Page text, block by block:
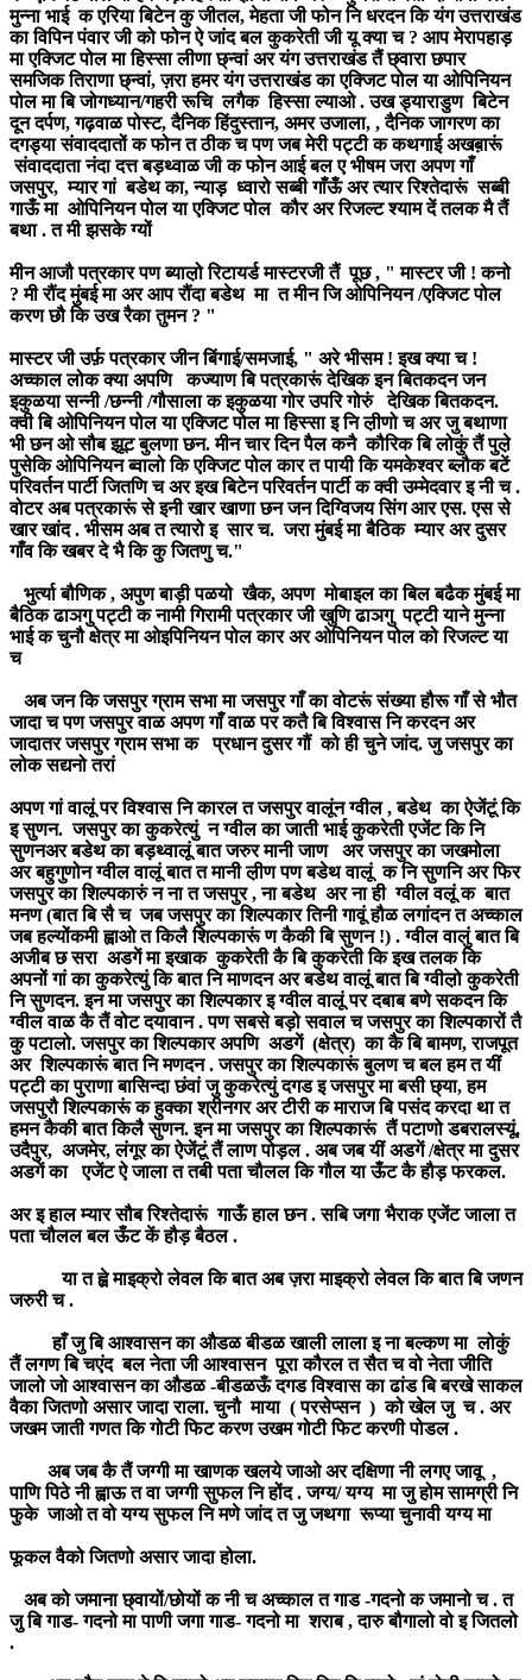
मुन्ना भाई क एरिया बिटेन कु जीतल, मेहता जी फोन नि धरदन कि यंग उत्तराखंड
का विपिन पंवार जी को फोन ऐ जांद बल कुकरेती जी यू क्या च ? आप मेरापहाड़
मा एक्जिट पोल मा हिस्सा लीणा छ्न्वां अर यंग उत्तराखंड तैं छ्वारा छपार
समजिक तिराणा छ्न्वां, ज़रा हमर यंग उत्तराखंड का एक्जिट पोल या ओपिनियन
पोल मा बि जोगध्यान/गहरी रूचि लगैक हिस्सा ल्याओ . उख ड्याराडुण बिटेन
दून दर्पण, गढ़वाळ पोस्ट, दैनिक हिंदुस्तान, अमर उजाला, , दैनिक जागरण का
दगड्या संवाददातों क फोन त ठीक च पण जब मेरी पट्टी क कथगाई अखब़ारूं
संवाददाता नंदा दत्त बड़थ्वाळ जी क फोन आई बल ए भीषम जरा अपण गाँ
जसपुर, म्यार गां बडेथ का, न्याड़ ध्वारो सब्बी गाँऊँ अर त्यार रिश्तेदारूं सब्बी
गाऊँ मा ओपिनियन पोल या एक्जिट पोल कौर अर रिजल्ट श्याम दें तलक मै तैं
बथा . त मी झसके ग्यों
मीन आजौ पत्रकार पण ब्याल़ो रिटायर्ड मास्टरजी तैं पूछ , " मास्टर जी ! कनो
? मी रौंद मुंबई मा अर आप रौंदा बडेथ मा त मीन जि ओपिनियन /एक्जिट पोल
करण छौ कि उख रैका तुमन ? "
मास्टर जी उर्फ़ पत्रकार जीन बिंगाई/समजाई, " अरे भीसम ! इख क्या च !
अच्काल लोक क्या अपणि कज्याण बि पत्रकारूं देखिक इन बितकदन जन
इकुळया सन्नी /छन्नी /गौसाला क इकुळया गोर उपरि गोरुं देखिक बितकदन.
क्वी बि ओपिनियन पोल या एक्जिट पोल मा हिस्सा इ नि ल़ीणो च अर जु बथाणा
भी छन ओ सौब झूट बुलणा छन. मीन चार दिन पैल कनै कौरिक बि लोकुं तैं पुल़े
पुसेकि ओपिनियन ब्वालो कि एक्जिट पोल कार त पायी कि यमकेश्वर ब्लौक बटें
परिवर्तन पार्टी जितणि च अर इख बिटेन परिवर्तन पार्टी क क्वी उम्मेदवार इ नी च .
वोटर अब पत्रकारूं से इनी खार खाणा छन जन दिग्विजय सिंग आर एस. एस से
खार खांद . भीसम अब त त्यारो इ सार च. जरा मुंबई मा बैठिक म्यार अर दुसर
गाँव कि खबर दे भै कि कु जितणु च."
भुर्त्या बौणिक , अपुण बाड़ी पळयो खैक, अपण मोबाइल का बिल बढैक मुंबई मा
बैठिक ढाञगु पट्टी क नामी गिरामी पत्रकार जी खुणि ढाञगु पट्टी याने मुन्ना
भाई क चुनौ क्षेत्र मा ओइपिनियन पोल कार अर ओपिनियन पोल को रिजल्ट या
च
अब जन कि जसपुर ग्राम सभा मा जसपुर गाँ का वोटरूं संख्या हौरू गाँ से भौत
जादा च पण जसपुर वाळ अपण गाँ वाळ पर कतै बि विश्वास नि करदन अर
जादातर जसपुर ग्राम सभा क प्रधान दुसर गौं को ही चुने जांद. जु जसपुर का
लोक सद्यनो तरां
अपण गां वालूं पर विश्वास नि कारल त जसपुर वालूंन ग्वील , बडेथ का ऐजेंटूं कि
इ सुणन. जसपुर का कुकरेत्युं न ग्वील का जाती भाई कुकरेती एजेंट कि नि
सुणनअर बडेथ का बड़थ्वालूं बात जरुर मानी जाण अर जसपुर का जखमोला
अर बहुगुणोन ग्वील वालूं बात त मानी ल़ीण पण बडेथ वालूं क नि सुणनि अर फिर
जसपुर का शिल्पकारुं न ना त जसपुर , ना बडेथ अर ना ही ग्वील वलूं क बात
मनण (बात बि सै च जब जसपुर का शिल्पकार तिनी गावूं हौळ लगांदन त अच्काल
जब हल्योंकमी ह्वाओ त किलै शिल्पकारूं ण कैकी बि सुणन !) . ग्वील वालुं बात बि
अजीब छ सरा अडगें मा इखाक कुकरेती कै बि कुकरेती कि इख तलक कि
अपनों गां का कुकरेत्युं कि बात नि माणदन अर बडेथ वालूं बात बि ग्वील़ो कुकरेती
नि सुणदन. इन मा जसपुर का शिल्पकार इ ग्वील वालूं पर दबाब बणे सकदन कि
ग्वील वाळ कै तैं वोट दयावान . पण सबसे बड़ो सवाल च जसपुर का शिल्पकारों तै
कु पटालो. जसपुर का शिल्पकार अपणि अडगें (क्षेत्र) का कै बि बामण, राजपूत
अर शिल्पकारूं बात नि मणदन . जसपुर का शिल्पकारूं बुलण च बल हम त यीं
पट्टी का पुराणा बासिन्दा छंवां जु कुकरेत्युं दगड इ जसपुर मा बसी छ्या, हम
जसपुरौ शिल्पकारूं क हुक्का श्रीनगर अर टीरी क माराज बि पसंद करदा था त
हमन कैकी बात किलै सुणन. इन मा जसपुर का शिल्पकारूं तैं पटाणो डबरालस्यूं,
उदैपुर, अजमेर, लंगूर का ऐजेंटूं तैं लाण पोड़ल . अब जब यीं अडगें /क्षेत्र मा दुसर
अडगें का एजेंट ऐ जाला त तबी पता चौलल कि गौल या ऊँट कै हौड़ फरकल.
अर इ हाल म्यार सौब रिश्तेदारूं गाऊँ हाल छन . सबि जगा भैराक एजेंट जाला त
पता चौलल बल ऊँट कें हौड़ बैठल .
या त ह्व़े माइक्रो लेवल कि बात अब ज़रा माइक्रो लेवल कि बात बि जणन
जरुरी च .
हाँ जु बि आश्वासन का औडळ बीडळ खाली लाला इ ना बल्कण मा लोकुं
तैं लगण बि चएंद बल नेता जी आश्वासन पूरा कौरल त सैत च वो नेता जीति
जालो जो आश्वासन का औडळ -बीडळऊँ दगड विश्वास का ढांड बि बरखे साकल
वैका जितणो असार जादा राला. चुनौ माया ( परसेप्सन ) को खेल जु च . अर
जखम जाती गणत कि गोटी फिट करण उखम गोटी फिट करणी पोडल .
अब जब कै तैं जग्गी मा खाणक खलये जाओ अर दक्षिणा नी लगए जावू ,
पाणि पिठे नी ह्वाऊ त वा जग्गी सुफल नि होंद . जग्य/ यग्य मा जु होम सामग्री नि
फुके जाओ त वो यग्य सुफल नि मणे जांद त जु जथगा रूप्या चुनावी यग्य मा
फूकल वैको जितणो असार जादा होला.
अब को जमाना छ्वायों/छोयों क नी च अच्काल त गाड -गदनो क जमानो च . त
जु बि गाड- गदनो मा पाणी जगा गाड- गदनो मा शराब , दारु बौगालो वो इ जितलो
.